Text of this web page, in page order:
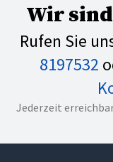
Wir
Rufen Sie
8197532
Jederzeit